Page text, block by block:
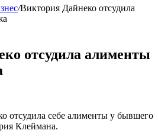
/Виктория Дайнеко отсудила
отсудила алименты
отсудила себе алименты у бывшего
Клеймана.